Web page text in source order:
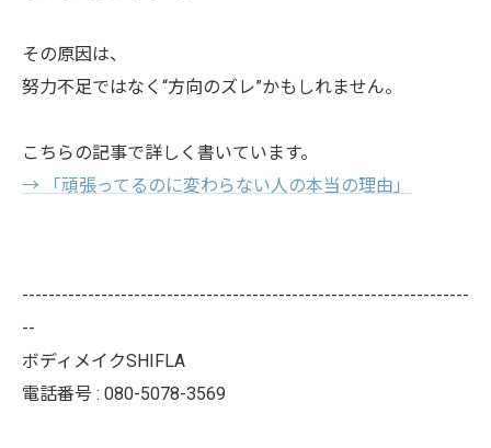
その原因は、
努力不足ではなく“方向のズレ”かもしれません。
こちらの記事で詳しく書いています。
→ 「頑張ってるのに変わらない人の本当の理由」
--------------------------------------------------------------------
--
ボディメイクSHIFLA
電話番号 : 080-5078-3569